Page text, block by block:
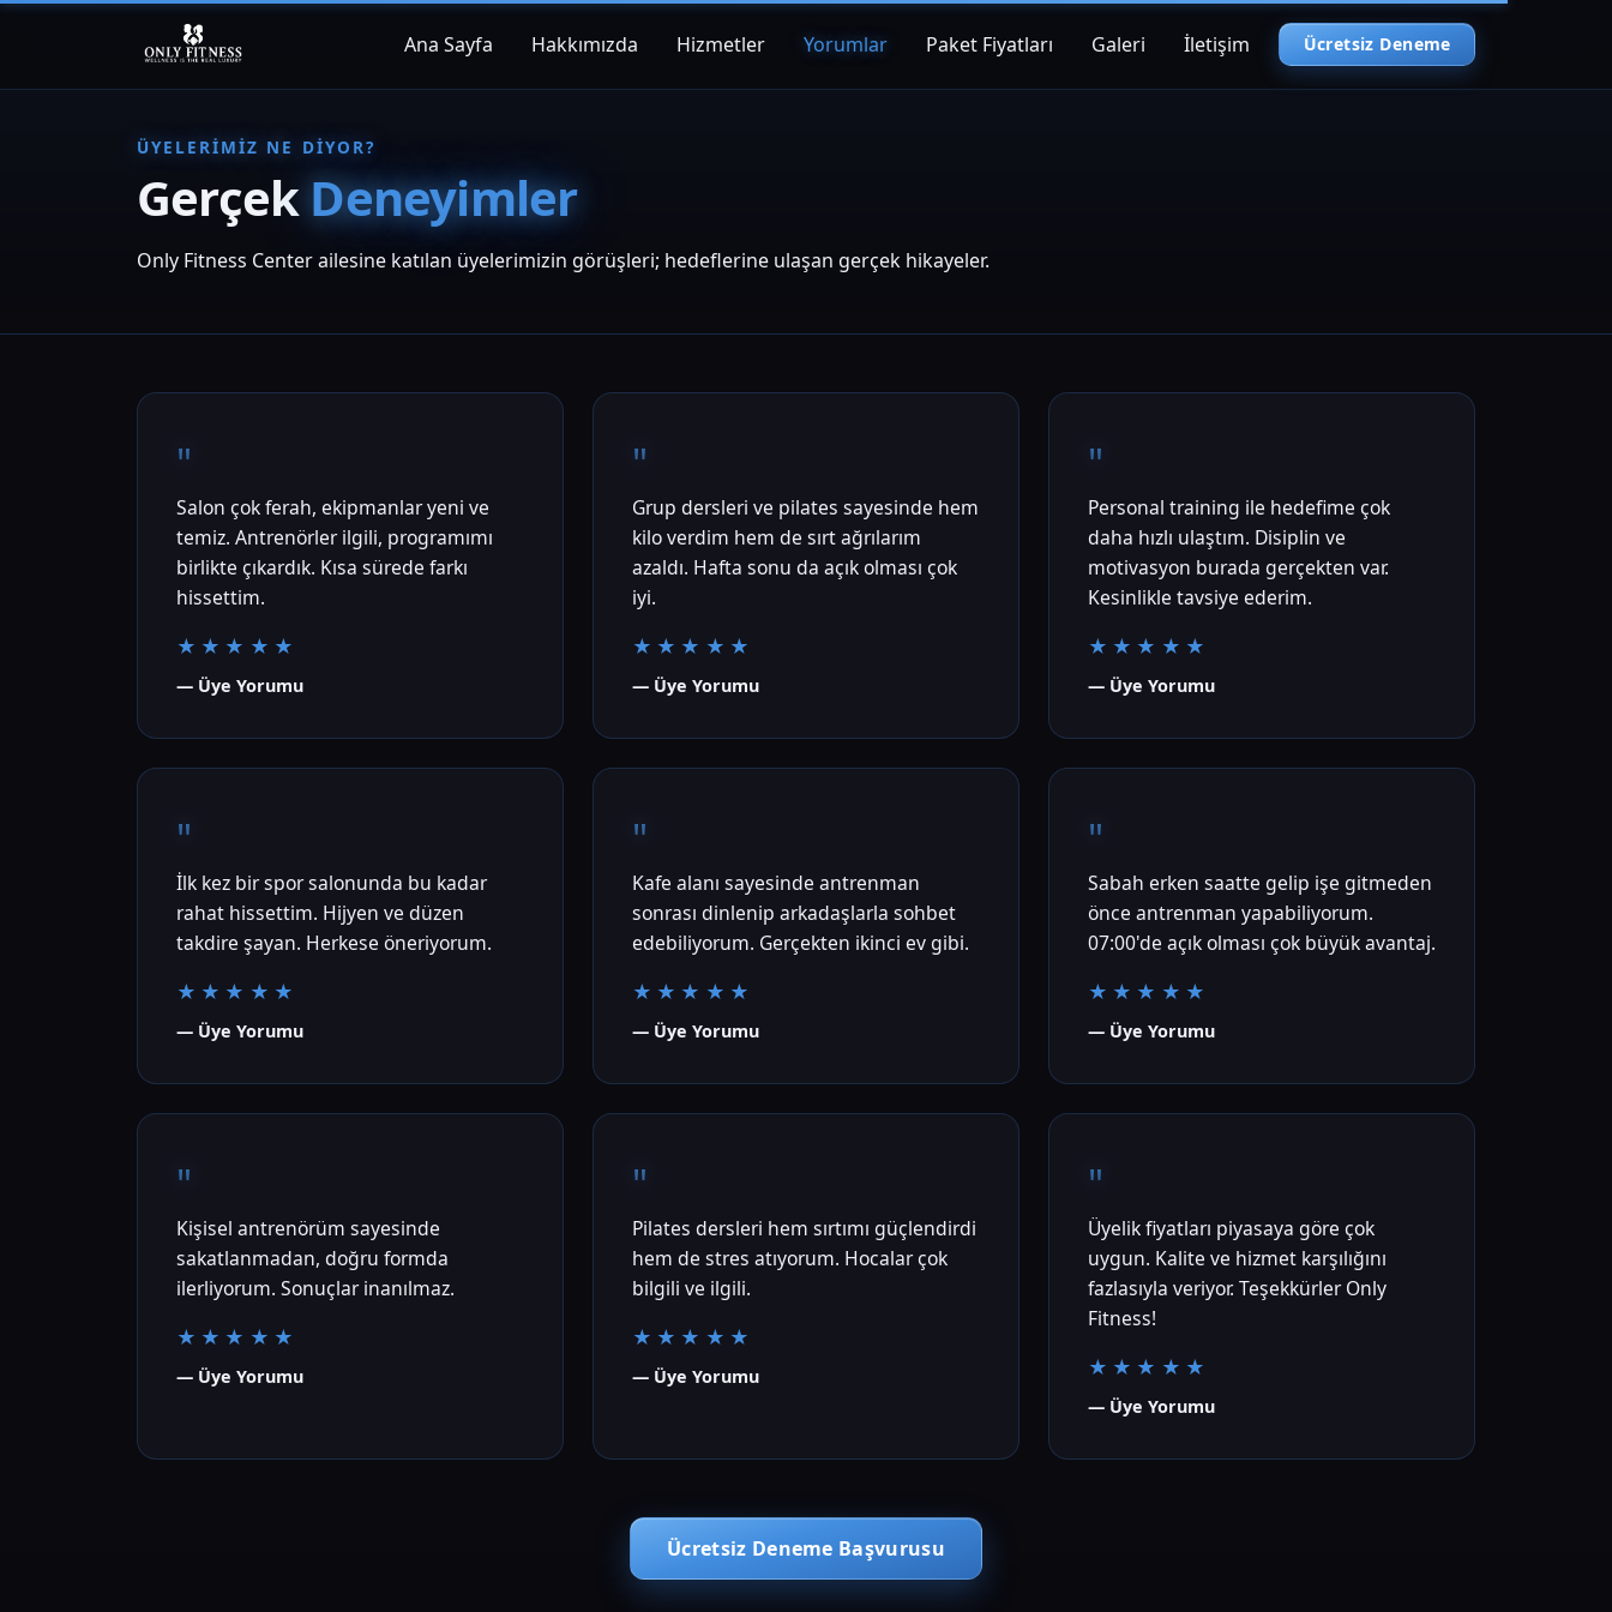
Ana Sayfa Hakkımızda Hizmetler Yorumlar Paket Fiyatları Galeri İletişim Ücretsiz Deneme
ÜYELERIMIZ NE DIYOR?
Gerçek Deneyimler
Only Fitness Center ailesine katılan üyelerimizin görüşleri; hedeflerine ulaşan gerçek hikayeler.
"
Salon çok ferah, ekipmanlar yeni ve
temiz. Antrenörler ilgili, programımı
birlikte çıkardık. Kısa sürede farkı
hissettim.
★★★★★
— Üye Yorumu
"
Grup dersleri ve pilates sayesinde hem
kilo verdim hem de sırt ağrılarım
azaldı. Hafta sonu da açık olması çok
iyi.
★★★★★
— Üye Yorumu
"
Personal training ile hedefime çok
daha hızlı ulaştım. Disiplin ve
motivasyon burada gerçekten var.
Kesinlikle tavsiye ederim.
★★★★★
— Üye Yorumu
"
İlk kez bir spor salonunda bu kadar
rahat hissettim. Hijyen ve düzen
takdire şayan. Herkese öneriyorum.
★★★★★
— Üye Yorumu
"
Kafe alanı sayesinde antrenman
sonrası dinlenip arkadaşlarla sohbet
edebiliyorum. Gerçekten ikinci ev gibi.
★★★★★
— Üye Yorumu
"
Sabah erken saatte gelip işe gitmeden
önce antrenman yapabiliyorum.
07:00'de açık olması çok büyük avantaj.
★★★★★
— Üye Yorumu
"
Kişisel antrenörüm sayesinde
sakatlanmadan, doğru formda
ilerliyorum. Sonuçlar inanılmaz.
★★★★★
— Üye Yorumu
"
Pilates dersleri hem sırtımı güçlendirdi
hem de stres atıyorum. Hocalar çok
bilgili ve ilgili.
★★★★★
— Üye Yorumu
"
Üyelik fiyatları piyasaya göre çok
uygun. Kalite ve hizmet karşılığını
fazlasıyla veriyor. Teşekkürler Only
Fitness!
★★★★★
— Üye Yorumu
Ücretsiz Deneme Başvurusu